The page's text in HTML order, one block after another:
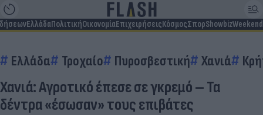
ΕλλάδαΠολιτικήΟικονομίαΕπιχειρήσειςΚόσμοςΣπορShowbizWeekend
Ελλάδα Τροχαίο Πυροσβεστική Χανιά
Χανιά: Αγροτικό έπεσε σε γκρεμό – Τα
δέντρα «έσωσαν» τους επιβάτες